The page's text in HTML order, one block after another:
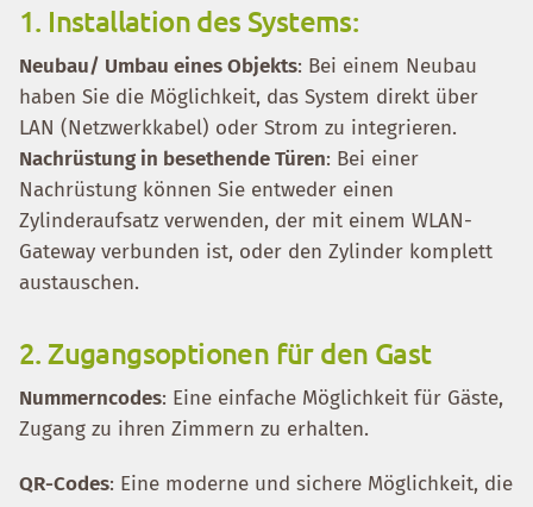
1. Installation des Systems:
Neubau/ Umbau eines Objekts: Bei einem Neubau
haben Sie die Möglichkeit, das System direkt über
LAN (Netzwerkkabel) oder Strom zu integrieren.
Nachrüstung in besethende Türen: Bei einer
Nachrüstung können Sie entweder einen
Zylinderaufsatz verwenden, der mit einem WLAN-
Gateway verbunden ist, oder den Zylinder komplett
austauschen.
2. Zugangsoptionen für den Gast
Nummerncodes: Eine einfache Möglichkeit für Gäste,
Zugang zu ihren Zimmern zu erhalten.
QR-Codes: Eine moderne und sichere Möglichkeit, die